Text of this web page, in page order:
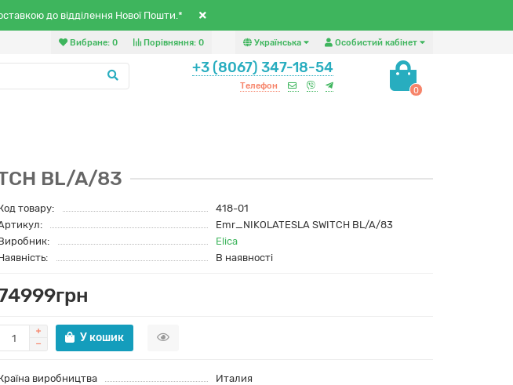
до відділення Нової Пошти.*
Особистий кабінет
Українська
Порівняння: 0
Вибране: 0
+3 (8067) 347-18-54
Телефон 0
BL/A/83
товару:
418-01
Emr_NIKOLATESLA SWITCH BL/A/83
Elica
В наявності
У кошик
виробництва
Италия